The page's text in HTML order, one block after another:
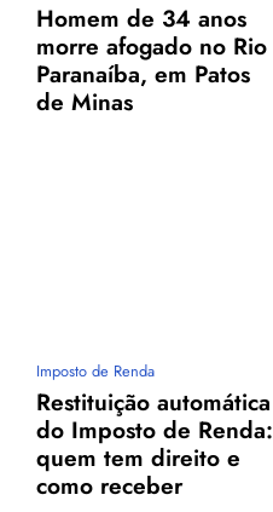
Homem de 34 anos
morre afogado no Rio
Paranaíba, em Patos
de Minas
Imposto de Renda
Restituição automática
do Imposto de Renda:
quem tem direito e
como receber